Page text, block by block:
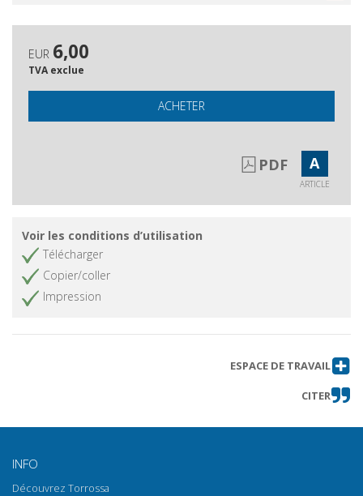
EUR 6,00
TVA exclue
ACHETER
PDF A
ARTICLE
Voir les conditions d’utilisation
Télécharger
Copier/coller
Impression
ESPACE DE TRAVAIL
CITER
INFO
Découvrez Torrossa